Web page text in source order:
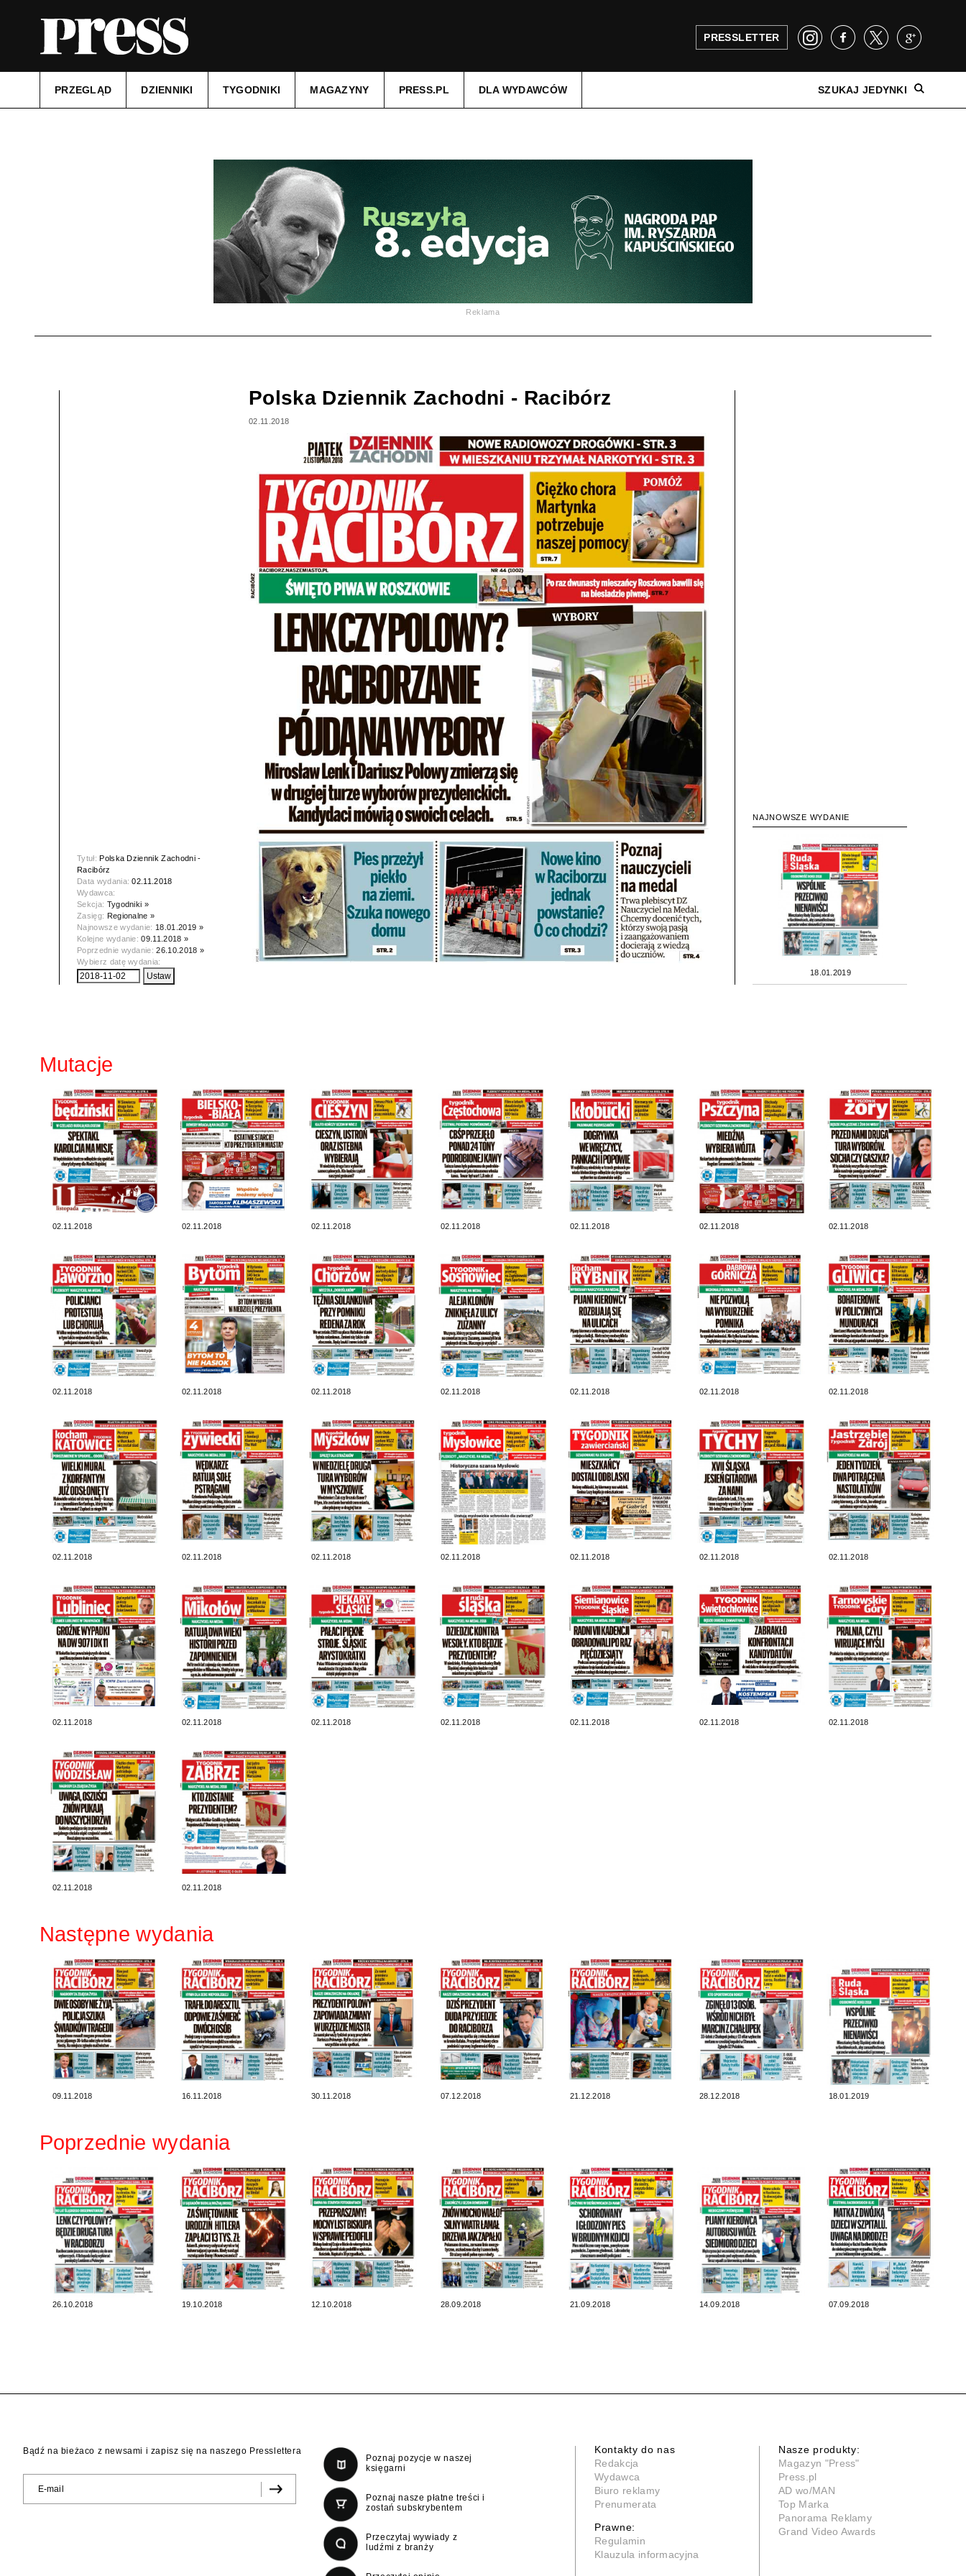
PRESSLETTER
PRZEGLĄD DZIENNIKI TYGODNIKI MAGAZYNY PRESS.PL DLA WYDAWCÓW SZUKAJ JEDYNKI
Reklama
Tytuł:Polska Dziennik Zachodni -
Racibórz
Data wydania:02.11.2018
Wydawca:
Sekcja: Tygodniki »
Zasięg: Regionalne »
Najnowsze wydanie: 18.01.2019 »
Kolejne wydanie:09.11.2018 »
Poprzednie wydanie:26.10.2018 »
Wybierz datę wydania:
Polska Dziennik Zachodni - Racibórz
02.11.2018
NAJNOWSZE WYDANIE
18.01.2019
Mutacje
02.11.2018 02.11.2018 02.11.2018 02.11.2018 02.11.2018 02.11.2018 02.11.2018
02.11.2018 02.11.2018 02.11.2018 02.11.2018 02.11.2018 02.11.2018 02.11.2018
02.11.2018 02.11.2018 02.11.2018 02.11.2018 02.11.2018 02.11.2018 02.11.2018
02.11.2018 02.11.2018 02.11.2018 02.11.2018 02.11.2018 02.11.2018 02.11.2018
02.11.2018 02.11.2018
Następne wydania
09.11.2018 16.11.2018 30.11.2018 07.12.2018 21.12.2018 28.12.2018 18.01.2019
Poprzednie wydania
26.10.2018 19.10.2018 12.10.2018 28.09.2018 21.09.2018 14.09.2018 07.09.2018
Bądź na bieżaco z newsami i zapisz się na naszego Presslettera
Poznaj pozycje w naszej
księgarni
Poznaj nasze płatne treści i
zostań subskrybentem
Przeczytaj wywiady z
ludźmi z branży
Kontakty do nas
Redakcja
Wydawca
Biuro reklamy
Prenumerata
Prawne:
Regulamin
Klauzula informacyjna
Nasze produkty:
Magazyn "Press"
Press.pl
AD wo/MAN
Top Marka
Panorama Reklamy
Grand Video Awards